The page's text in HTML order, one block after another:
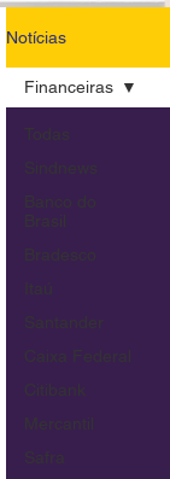
Notícias
Todas
Sindnews
Banco do
Brasil
Bradesco
Itaú
Santander
Caixa Federal
Citibank
Mercantil
Safra
Financeiras